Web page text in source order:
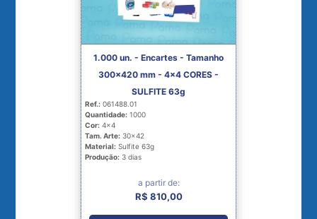
1.000 un. - Encartes - Tamanho
300x420 mm - 4x4 CORES -
SULFITE 63g
Ref.: 061488.01
Quantidade: 1000
Cor: 4x4
Tam. Arte: 30x42
Material: Sulfite 63g
Produção: 3 dias
a partir de:
R$ 810,00